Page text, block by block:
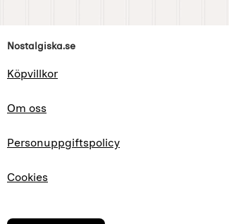
Sidfot Blandad info och länkar
Nostalgiska.se
Köpvillkor
Om oss
Personuppgiftspolicy
Cookies